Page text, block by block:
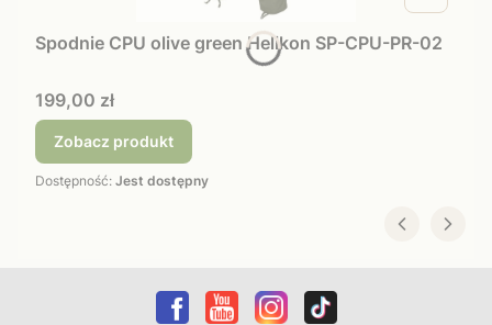
Spodnie CPU olive green Helikon SP-CPU-PR-02
Cena
199,00 zł
Zobacz produkt
Dostępność: Jest dostępny